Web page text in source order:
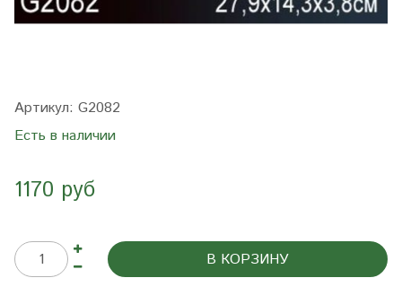
Артикул: G2082
Есть в наличии
1170 руб
В КОРЗИНУ